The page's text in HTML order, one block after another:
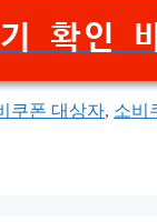
확인
쿠폰 대상자, 소비